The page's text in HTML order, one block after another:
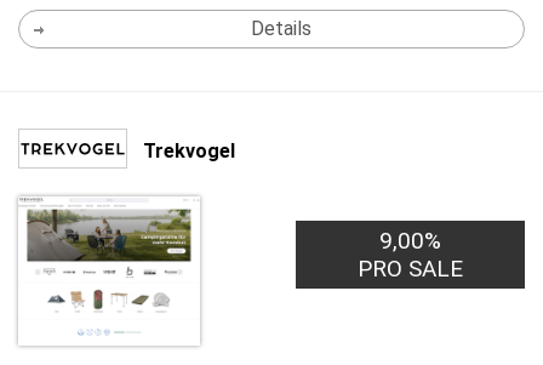
Details
Trekvogel
9,00%
PRO SALE